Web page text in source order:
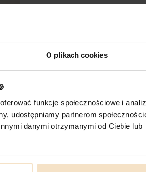
O plikach cookies
funkcje społecznościowe i
udostępniamy partnerom
danymi otrzymanymi od Ciebie lub
MINI SASZETKA skórzana croco
ARIA czarne etui daag zero waste
KOSZYKA